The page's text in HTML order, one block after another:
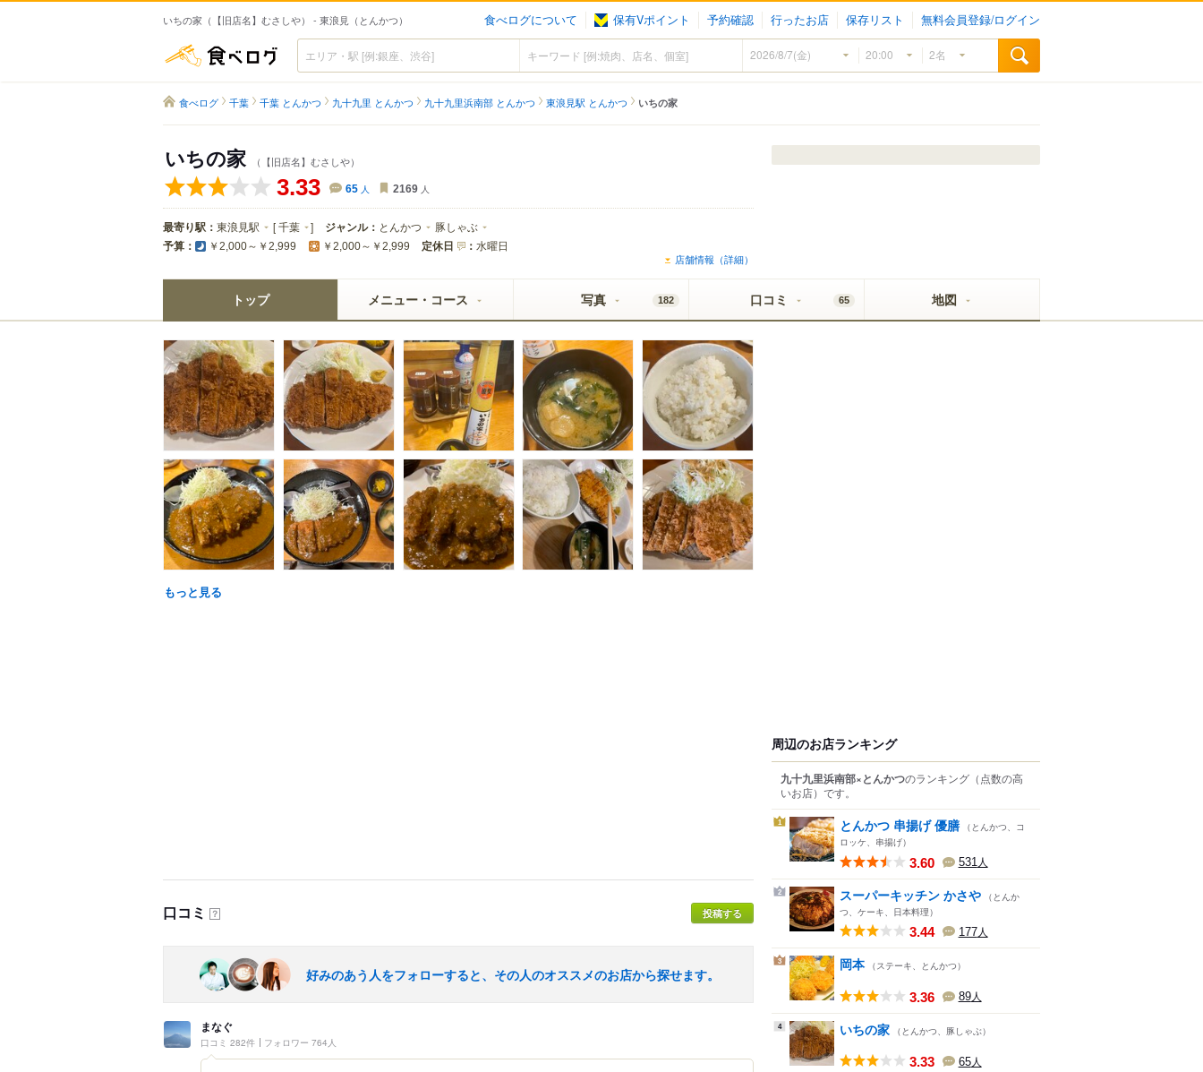
いちの家（【旧店名】むさしや） - 東浪見（とんかつ） 食べログについて 保有Vポイント 予約確認 行ったお店 保存リスト 無料会員登録/ログイン
食べログ
食べログ 千葉 千葉 とんかつ 九十九里 とんかつ 九十九里浜南部 とんかつ 東浪見駅 とんかつ いちの家
いちの家 （【旧店名】むさしや）
3.33 65 人 2169 人
最寄り駅： 東浪見駅 [千葉 ] ジャンル： とんかつ 豚しゃぶ
予算： ￥2,000～￥2,999 ￥2,000～￥2,999 定休日 ： 水曜日
店舗情報（詳細）
トップ メニュー・コース 写真 182 口コミ 65 地図
もっと見る
口コミ ？ 投稿する
好みのあう人をフォローすると、その人のオススメのお店から探せます。
まなぐ
口コミ 282件 フォロワー 764人
周辺のお店ランキング
九十九里浜南部×とんかつのランキング （点数の高
いお店） です。
1 とんかつ 串揚げ 優膳 （とんかつ、コ
ロッケ、串揚げ）
3.60 531人
2 スーパーキッチン かさや （とんか
つ、ケーキ、日本料理）
3.44 177人
3 岡本 （ステーキ、とんかつ）
3.36 89人
4 いちの家 （とんかつ、豚しゃぶ）
3.33 65人